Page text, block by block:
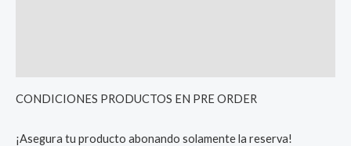
CONDICIONES PRODUCTOS EN PRE ORDER
¡Asegura tu producto abonando solamente la reserva!